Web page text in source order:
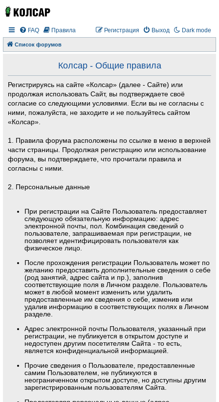
Dark mode
FAQ Правила Выход
Регистрация
Список форумов
Колсар - Общие правила
Регистрируясь на сайте «Колсар» (далее - Сайте) или
продолжая использовать Сайт, вы подтверждаете своё
согласие со следующими условиями. Если вы не согласны с
ними, пожалуйста, не заходите и не пользуйтесь сайтом
«Колсар».
1. Правила форума расположены по ссылке в меню в верхней
части страницы. Продолжая регистрацию или использование
форума, вы подтверждаете, что прочитали правила и
согласны с ними.
2. Персональные данные
При регистрации на Сайте Пользователь предоставляет
следующую обязательную информацию: адрес
электронной почты, пол. Комбинация сведений о
пользователе, запрашиваемая при регистрации, не
позволяет идентифицировать пользователя как
физическое лицо.
После прохождения регистрации Пользователь может по
желанию предоставить дополнительные сведения о себе
(род занятий, адрес сайта и пр.), заполнив
соответствующие поля в Личном разделе. Пользователь
может в любой момент изменить или удалить
предоставленные им сведения о себе, изменив или
удалив информацию в соответствующих полях в Личном
разделе.
Адрес электронной почты Пользователя, указанный при
регистрации, не публикуется в открытом доступе и
недоступен другим посетителям Сайта - то есть,
является конфиденциальной информацией.
Прочие сведения о Пользователе, предоставленные
самим Пользователем, не публикуются в
неограниченном открытом доступе, но доступны другим
зарегистрированным пользователям Сайта.